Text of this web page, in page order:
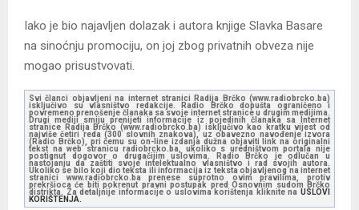
Iako je bio najavljen dolazak i autora knjige Slavka Basare
na sinoćnju promociju, on joj zbog privatnih obveza nije
mogao prisustvovati.
Svi članci objavljeni na internet stranici Radija Brčko (www.radiobrcko.ba)
isključivo su vlasništvo redakcije. Radio Brčko dopušta ograničeno i
povremeno prenošenje članaka sa svoje internet stranice u drugim medijima.
Drugi mediji smiju prenijeti informacije iz pojedinih članaka sa Internet
stranice Radija Brčko (www.radiobrcko.ba) isključivo kao kratku vijest od
najviše četiri reda (300 slovnih znakova), uz obavezno navođenje izvora
(Radio Brčko), pri čemu su on-line izdanja dužna objaviti link na originalni
tekst na web stranicu radiobrcko.ba, ukoliko s uredništvom portala nije
postignut dogovor o drugačijim uslovima. Radio Brčko je odlučan u
nastojanju da zaštiti svoje intelektualno vlasništvo i rad svojih autora.
Ukoliko se bilo koji dio teksta ili informacija iz teksta objavljenog na internet
stranici www.radiobrcko.ba prenese suprotno ovim pravilima, protiv
prekršioca će biti pokrenut pravni postupak pred Osnovnim sudom Brčko
distrikta. Za detaljnije informacije o uslovima korištenja kliknite na USLOVI
KORIŠTENJA.